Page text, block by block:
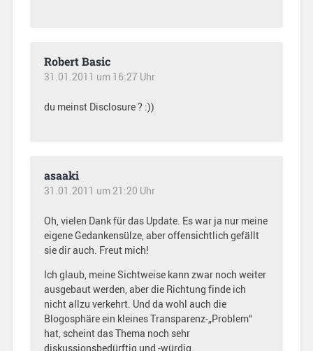
Robert Basic
31.01.2011 um 16:27 Uhr
du meinst Disclosure ? :))
asaaki
31.01.2011 um 21:20 Uhr
Oh, vielen Dank für das Update. Es war ja nur meine
eigene Gedankensülze, aber offensichtlich gefällt
sie dir auch. Freut mich!
Ich glaub, meine Sichtweise kann zwar noch weiter
ausgebaut werden, aber die Richtung finde ich
nicht allzu verkehrt. Und da wohl auch die
Blogosphäre ein kleines Transparenz-„Problem“
hat, scheint das Thema noch sehr
diskussionsbedürftig und -würdig.